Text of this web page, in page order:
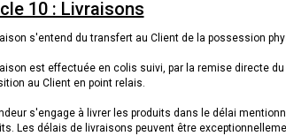
10 : Livraisons
s'entend du transfert au Client de la possession
est effectuée en colis suivi, par la remise directe
au Client en point relais.
s'engage à livrer les produits dans le délai
Les délais de livraisons peuvent être
& CONTACT